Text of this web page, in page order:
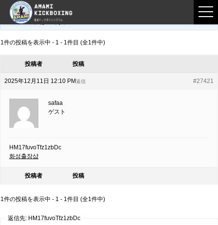
フロントページ › フォーラム
このトピックは空です。
1件の投稿を表示中 - 1 - 1件目 (全1件中)
投稿者 投稿
2025年12月11日 12:10 PM #27421
返信
safaa
ゲスト
HM17fuvoTfz1zbDc
화성출장샵
投稿者 投稿
1件の投稿を表示中 - 1 - 1件目 (全1件中)
返信先: HM17fuvoTfz1zbDc